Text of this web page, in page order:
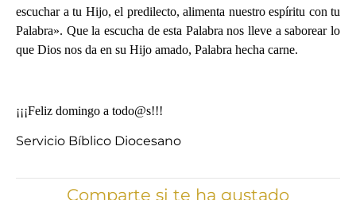
escuchar a tu Hijo, el predilecto, alimenta nuestro espíritu con tu
Palabra». Que la escucha de esta Palabra nos lleve a saborear lo
que Dios nos da en su Hijo amado, Palabra hecha carne.
‪¡¡¡Feliz domingo a todo@s!!!
Servicio Bíblico Diocesano
Comparte si te ha gustado